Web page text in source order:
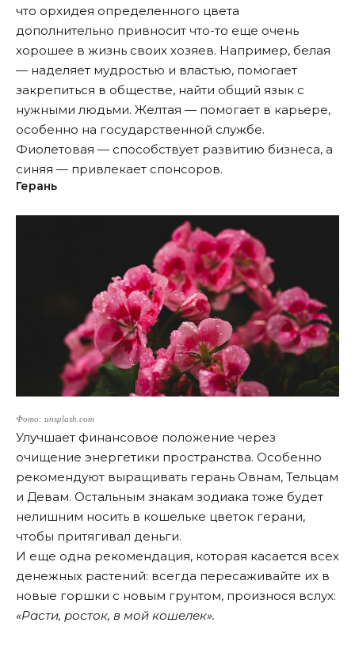
что орхидея определенного цвета
дополнительно привносит что-то еще очень
хорошее в жизнь своих хозяев. Например, белая
— наделяет мудростью и властью, помогает
закрепиться в обществе, найти общий язык с
нужными людьми. Желтая — помогает в карьере,
особенно на государственной службе.
Фиолетовая — способствует развитию бизнеса, а
синяя — привлекает спонсоров.
Герань
Фото: unsplash.com
Улучшает финансовое положение через
очищение энергетики пространства. Особенно
рекомендуют выращивать герань Овнам, Тельцам
и Девам. Остальным знакам зодиака тоже будет
нелишним носить в кошельке цветок герани,
чтобы притягивал деньги.
И еще одна рекомендация, которая касается всех
денежных растений: всегда пересаживайте их в
новые горшки с новым грунтом, произнося вслух:
«Расти, росток, в мой кошелек».